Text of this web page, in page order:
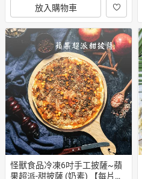
放入購物車
怪獸食品冷凍6吋手工披薩~蘋
果超派-甜披薩 (奶素) 【每片約